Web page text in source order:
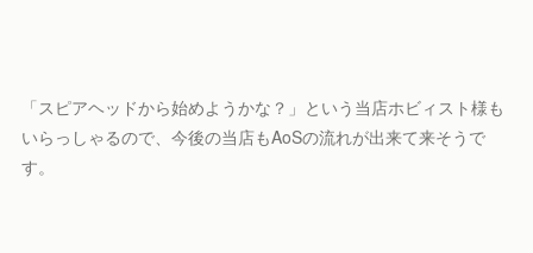
「スピアヘッドから始めようかな？」という当店ホビィスト様も
いらっしゃるので、今後の当店もAoSの流れが出来て来そうで
す。